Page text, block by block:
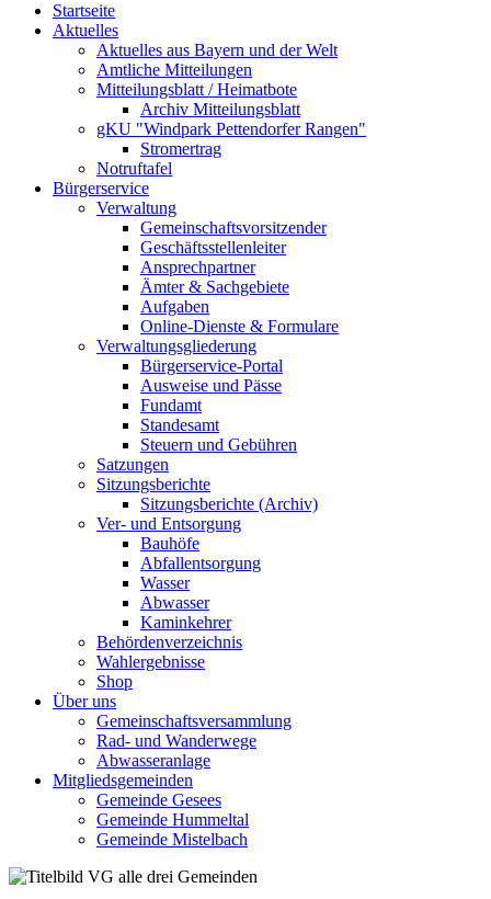
Startseite
Aktuelles
Aktuelles aus Bayern und der Welt
Amtliche Mitteilungen
Mitteilungsblatt / Heimatbote
Archiv Mitteilungsblatt
gKU "Windpark Pettendorfer Rangen"
Stromertrag
Notruftafel
Bürgerservice
Verwaltung
Gemeinschaftsvorsitzender
Geschäftsstellenleiter
Ansprechpartner
Ämter & Sachgebiete
Aufgaben
Online-Dienste & Formulare
Verwaltungsgliederung
Bürgerservice-Portal
Ausweise und Pässe
Fundamt
Standesamt
Steuern und Gebühren
Satzungen
Sitzungsberichte
Sitzungsberichte (Archiv)
Ver- und Entsorgung
Bauhöfe
Abfallentsorgung
Wasser
Abwasser
Kaminkehrer
Behördenverzeichnis
Wahlergebnisse
Shop
Über uns
Gemeinschaftsversammlung
Rad- und Wanderwege
Abwasseranlage
Mitgliedsgemeinden
Gemeinde Gesees
Gemeinde Hummeltal
Gemeinde Mistelbach